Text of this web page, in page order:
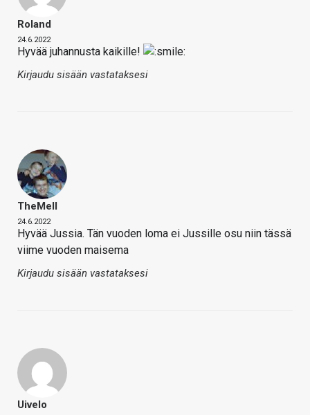
Roland
24.6.2022
Hyvää juhannusta kaikille!
Kirjaudu sisään vastataksesi
TheMeII
24.6.2022
Hyvää Jussia. Tän vuoden loma ei Jussille osu niin tässä
viime vuoden maisema
Kirjaudu sisään vastataksesi
Uivelo